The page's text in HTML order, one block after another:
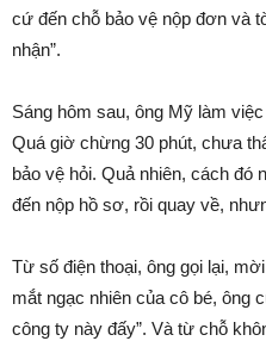
cứ đến chỗ bảo vệ nộp đơn và
nhận”.
Sáng hôm sau, ông Mỹ làm
Quá giờ chừng 30 phút, chưa
bảo vệ hỏi. Quả nhiên, cách đó
đến nộp hồ sơ, rồi quay về,
Từ số điện thoại, ông gọi lại,
mắt ngạc nhiên của cô bé, ông
công ty này đấy”. Và từ chỗ